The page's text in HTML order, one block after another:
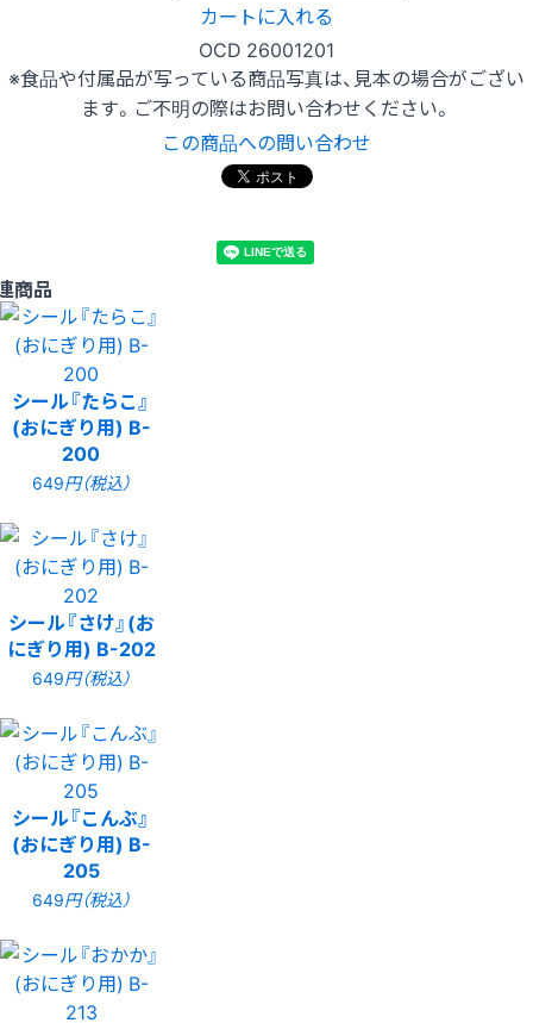
カートに入れる
OCD 26001201
※食品や付属品が写っている商品写真は、見本の場合がござい
ます。ご不明の際はお問い合わせください。
この商品への問い合わせ
商品
シール『たらこ』
(おにぎり用) B-
200
649円（税込）
シール『さけ』(お
にぎり用) B-202
649円（税込）
シール『こんぶ』
(おにぎり用) B-
205
649円（税込）